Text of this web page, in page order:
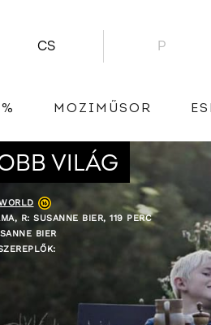
CS P
MOZIMŰSOR
VILÁG
R: SUSANNE BIER, 119 PERC
BIER